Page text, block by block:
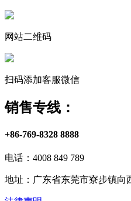
网站二维码
扫码添加客服微信
销售专线：
+86-769-8328 8888
电话：4008 849 789
地址：广东省东莞市寮步镇向